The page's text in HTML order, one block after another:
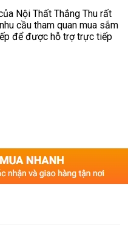
Nội Thất Thắng Thu rất
cầu tham quan mua sắm
để được hỗ trợ trực tiếp